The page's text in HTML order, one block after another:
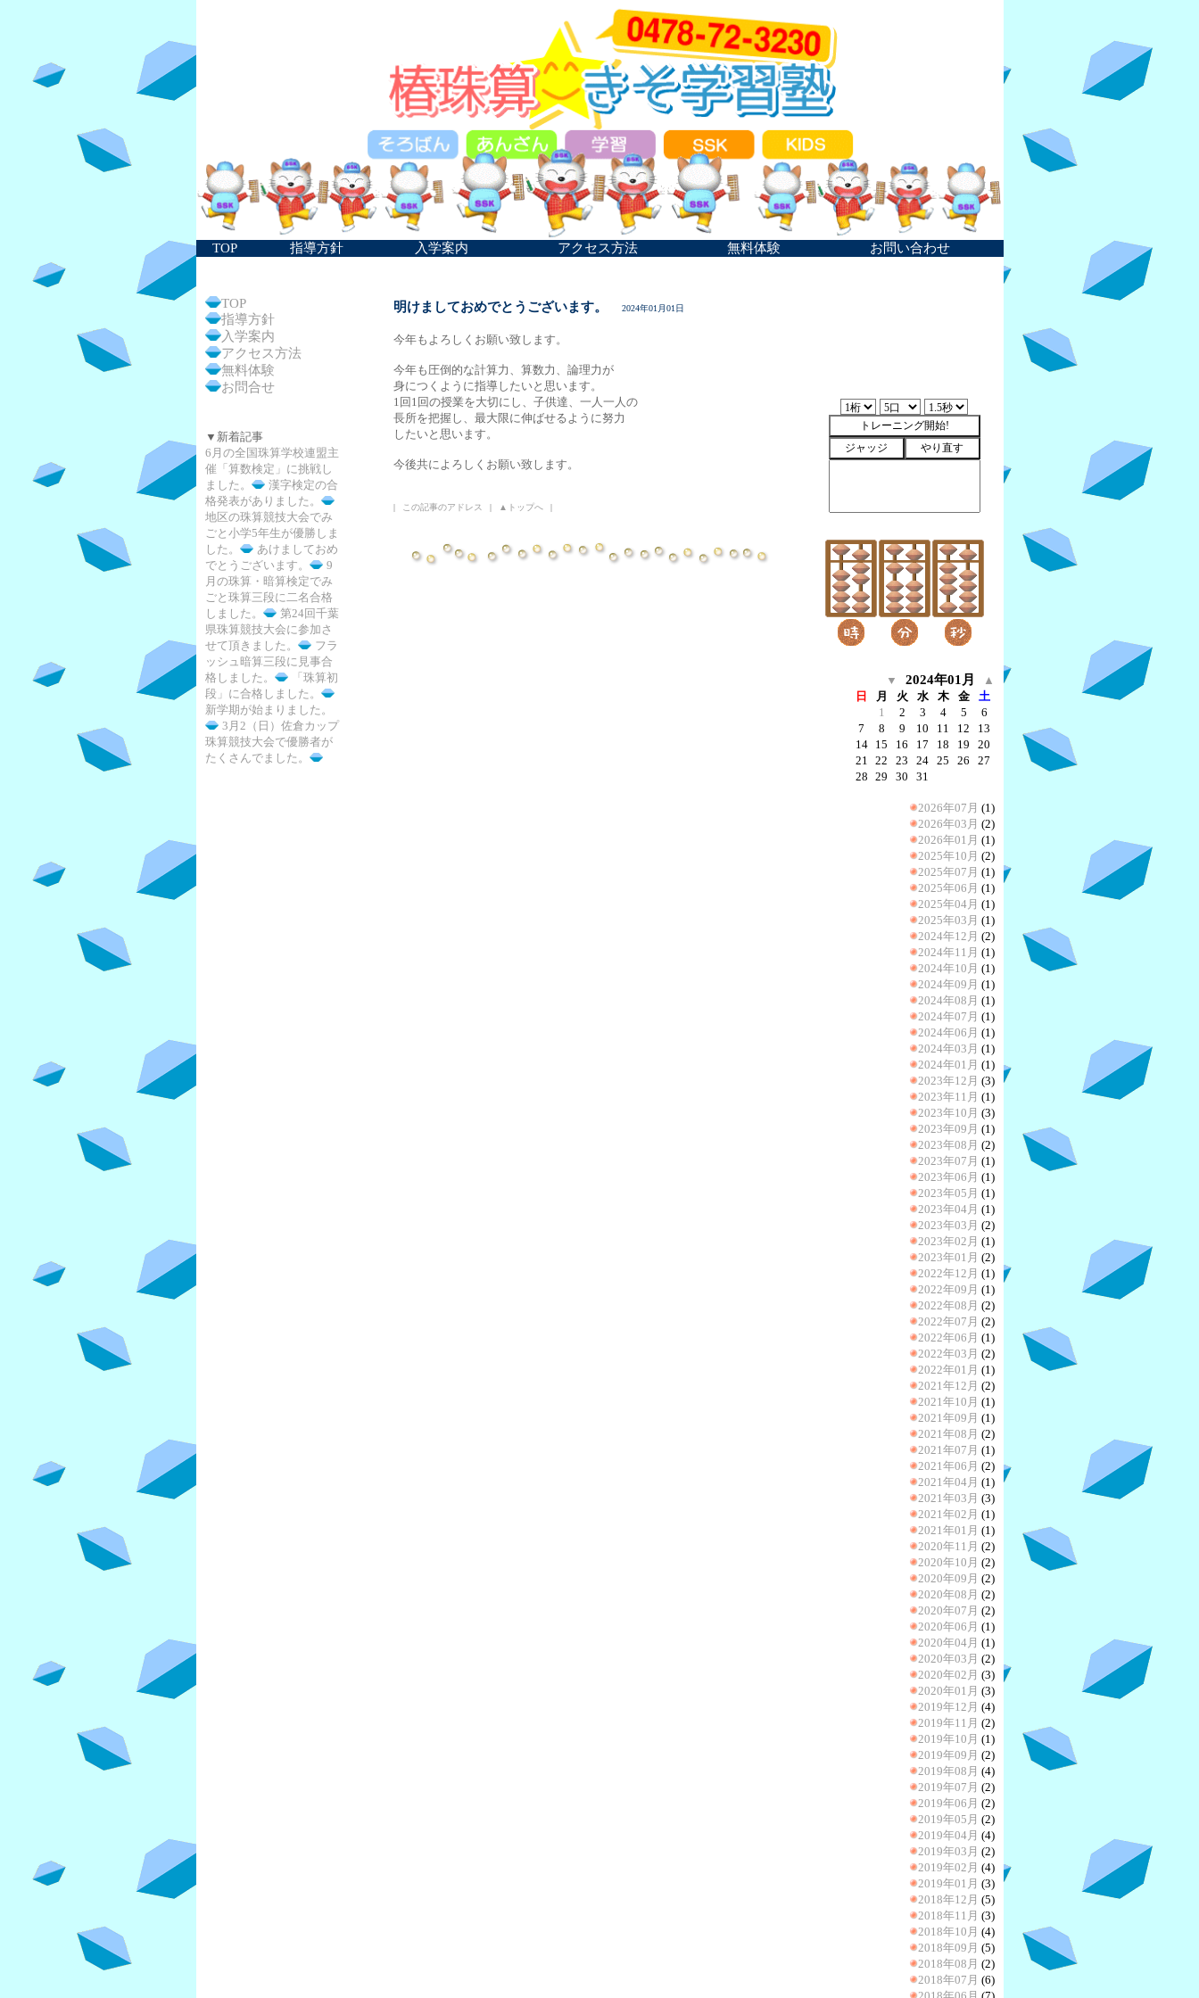
TOP 指導方針 入学案内 アクセス方法 無料体験 お問い合わせ
TOP
指導方針
入学案内
アクセス方法
無料体験
お問合せ
▼新着記事
6月の全国珠算学校連盟主
催「算数検定」に挑戦し
ました。
漢字検定の合
格発表がありました。
地区の珠算競技大会でみ
ごと小学5年生が優勝しま
した。
あけましておめ
でとうございます。
9
月の珠算・暗算検定でみ
ごと珠算三段に二名合格
しました。
第24回千葉
県珠算競技大会に参加さ
せて頂きました。
フラ
ッシュ暗算三段に見事合
格しました。
「珠算初
段」に合格しました。
新学期が始まりました。
3月2（日）佐倉カップ
珠算競技大会で優勝者が
たくさんでました。
明けましておめでとうございます。 2024年01月01日
今年もよろしくお願い致します。
今年も圧倒的な計算力、算数力、論理力が
身につくように指導したいと思います。
1回1回の授業を大切にし、子供達、一人一人の
長所を把握し、最大限に伸ばせるように努力
したいと思います。
今後共によろしくお願い致します。
| この記事のアドレス | ▲トップへ |
▼ 2024年01月
▲
日
月 火 水 木 金
土
1
2 3 4 5
6
7
8 9 10 11 12
13
14
15 16 17 18 19
20
21 22 23 24 25 26
27
28 29 30 31
2026年07月 (1)
2026年03月 (2)
2026年01月 (1)
2025年10月 (2)
2025年07月 (1)
2025年06月 (1)
2025年04月 (1)
2025年03月 (1)
2024年12月 (2)
2024年11月 (1)
2024年10月 (1)
2024年09月 (1)
2024年08月 (1)
2024年07月 (1)
2024年06月 (1)
2024年03月 (1)
2024年01月 (1)
2023年12月 (3)
2023年11月 (1)
2023年10月 (3)
2023年09月 (1)
2023年08月 (2)
2023年07月 (1)
2023年06月 (1)
2023年05月 (1)
2023年04月 (1)
2023年03月 (2)
2023年02月 (1)
2023年01月 (2)
2022年12月 (1)
2022年09月 (1)
2022年08月 (2)
2022年07月 (2)
2022年06月 (1)
2022年03月 (2)
2022年01月 (1)
2021年12月 (2)
2021年10月 (1)
2021年09月 (1)
2021年08月 (2)
2021年07月 (1)
2021年06月 (2)
2021年04月 (1)
2021年03月 (3)
2021年02月 (1)
2021年01月 (1)
2020年11月 (2)
2020年10月 (2)
2020年09月 (2)
2020年08月 (2)
2020年07月 (2)
2020年06月 (1)
2020年04月 (1)
2020年03月 (2)
2020年02月 (3)
2020年01月 (3)
2019年12月 (4)
2019年11月 (2)
2019年10月 (1)
2019年09月 (2)
2019年08月 (4)
2019年07月 (2)
2019年06月 (2)
2019年05月 (2)
2019年04月 (4)
2019年03月 (2)
2019年02月 (4)
2019年01月 (3)
2018年12月 (5)
2018年11月 (3)
2018年10月 (4)
2018年09月 (5)
2018年08月 (2)
2018年07月 (6)